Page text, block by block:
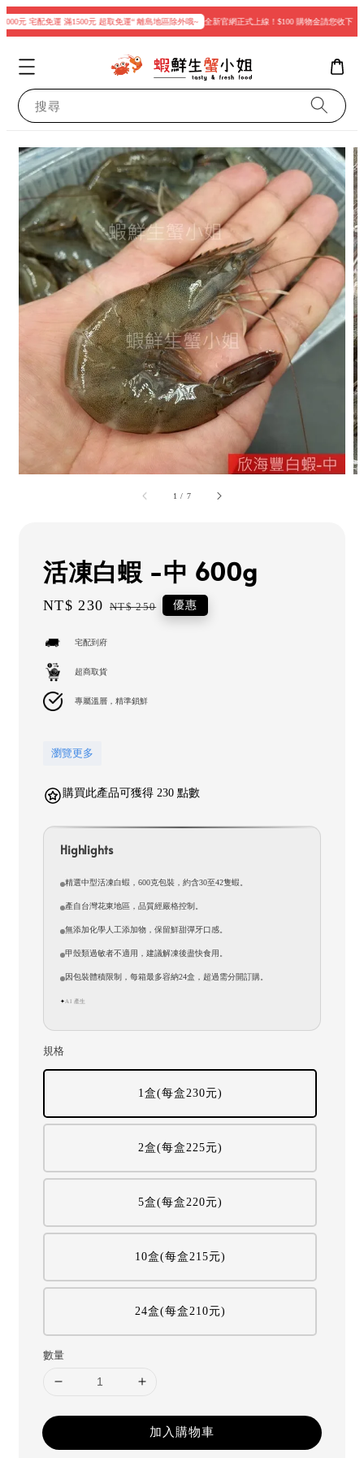
元 宅配免運 滿1500元 超取免運“ 離島地區除外哦~ 全新官網正式上線！$100 購物金請您收下
搜尋
1 / 7
活凍白蝦 -中 600g
Sale
NT$ 230 Regular
NT$ 250 優惠
宅配到府
超商取貨
專屬溫層，精準鎖鮮
瀏覽更多
購買此產品可獲得 230 點數
Highlights
精選中型活凍白蝦，600克包裝，約含30至42隻蝦。
產自台灣花東地區，品質經嚴格控制。
無添加化學人工添加物，保留鮮甜彈牙口感。
甲殼類過敏者不適用，建議解凍後盡快食用。
因包裝體積限制，每箱最多容納24盒，超過需分開訂購。
✦AI 產生
規格
1盒(每盒230元)
2盒(每盒225元)
5盒(每盒220元)
10盒(每盒215元)
24盒(每盒210元)
數量
加入購物車